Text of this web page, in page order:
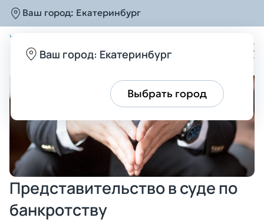
Ваш город: Екатеринбург
Ваш город: Екатеринбург
Выбрать город
Главная Услуги Юридическое
Представительство в суде по
банкротству